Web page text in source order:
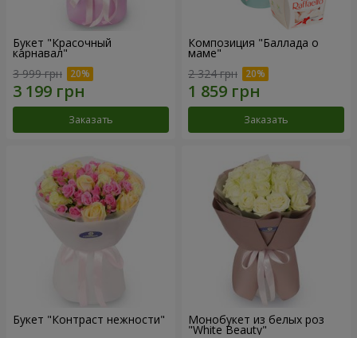
Букет "Красочный
карнавал"
3 999 грн
Заказать
Композиция "Баллада о
маме"
2 324 грн
Заказать
Букет "Контраст нежности" Монобукет из белых роз
"White Beauty"